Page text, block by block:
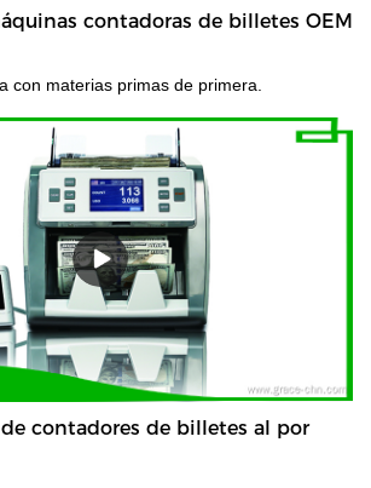
contadoras de billetes OEM
con materias primas de primera.
de contadores de billetes al por